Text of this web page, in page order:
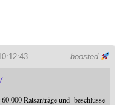
boosted
Ratsanträge und -beschlüsse